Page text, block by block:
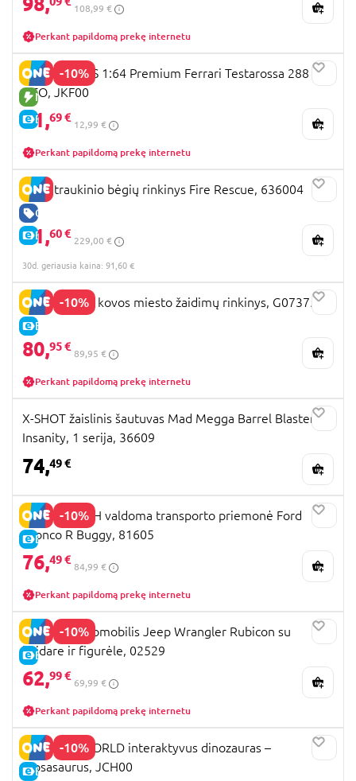
108,99 €
Perkant papildomą prekę internetu
-10%
NAUJA PREKĖ
E-KAINA
HOT WHEELS 1:64 Premium Ferrari Testarossa 288
GTO, JKF00
11,69 €
12,99 €
Perkant papildomą prekę internetu
GERA KAINA
E-KAINA
BRIO traukinio bėgių rinkinys Fire Rescue, 636004
91,60 €
229,00 €
30d. geriausia kaina: 91,60 €
-10%
E-KAINA
SPIDER-MAN kovos miesto žaidimų rinkinys, G07375L0
80,95 €
89,95 €
Perkant papildomą prekę internetu
X-SHOT žaislinis šautuvas Mad Megga Barrel Blaster
Insanity, 1 serija, 36609
74,49 €
-10%
E-KAINA
MAISTO TECH valdoma transporto priemonė Ford
Bronco R Buggy, 81605
76,49 €
84,99 €
Perkant papildomą prekę internetu
-10%
E-KAINA
BRUDER automobilis Jeep Wrangler Rubicon su
baidare ir figurėle, 02529
62,99 €
69,99 €
Perkant papildomą prekę internetu
-10%
E-KAINA
JURASSIC WORLD interaktyvus dinozauras –
Mosasaurus, JCH00